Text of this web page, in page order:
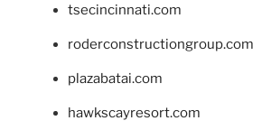
tsecincinnati.com
roderconstructiongroup.com
plazabatai.com
hawkscayresort.com